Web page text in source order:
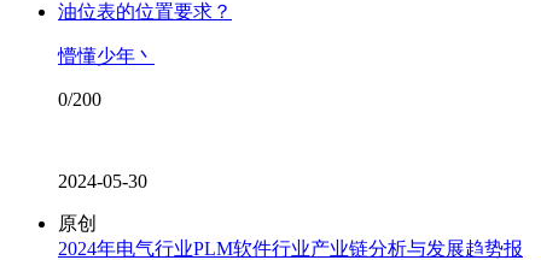
油位表的位置要求？
懵懂少年丶
0/200
2024-05-30
原创
2024年电气行业PLM软件行业产业链分析与发展趋势报